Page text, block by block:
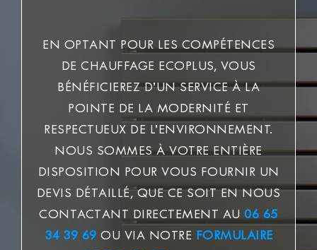
EN OPTANT POUR LES COMPÉTENCES
DE CHAUFFAGE ECOPLUS, VOUS
BÉNÉFICIEREZ D’UN SERVICE À LA
POINTE DE LA MODERNITÉ ET
RESPECTUEUX DE L’ENVIRONNEMENT.
NOUS SOMMES À VOTRE ENTIÈRE
DISPOSITION POUR VOUS FOURNIR UN
DEVIS DÉTAILLÉ, QUE CE SOIT EN NOUS
CONTACTANT DIRECTEMENT AU06 65
34 39 69 OU VIA NOTRE
FORMULAIRE